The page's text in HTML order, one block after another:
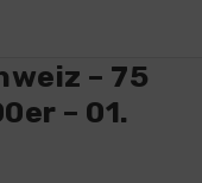
– 75
– 01.